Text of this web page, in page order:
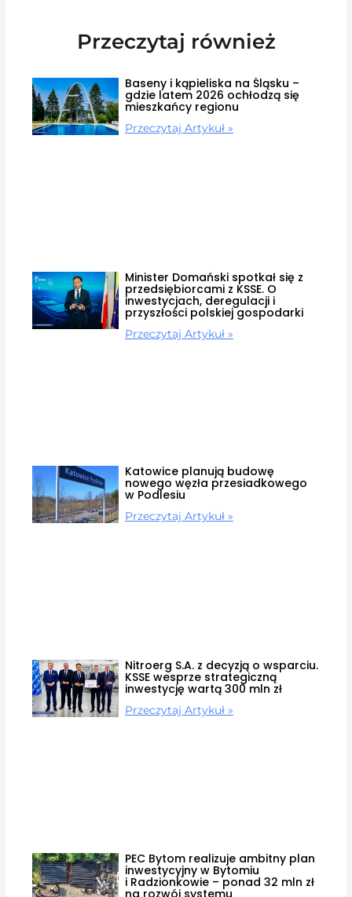
Przeczytaj również
Baseny i kąpieliska na Śląsku –
gdzie latem 2026 ochłodzą się
mieszkańcy regionu
Przeczytaj Artykuł »
Minister Domański spotkał się z
przedsiębiorcami z KSSE. O
inwestycjach, deregulacji i
przyszłości polskiej gospodarki
Przeczytaj Artykuł »
Katowice planują budowę
nowego węzła przesiadkowego
w Podlesiu
Przeczytaj Artykuł »
Nitroerg S.A. z decyzją o wsparciu.
KSSE wesprze strategiczną
inwestycję wartą 300 mln zł
Przeczytaj Artykuł »
PEC Bytom realizuje ambitny plan
inwestycyjny w Bytomiu
i Radzionkowie – ponad 32 mln zł